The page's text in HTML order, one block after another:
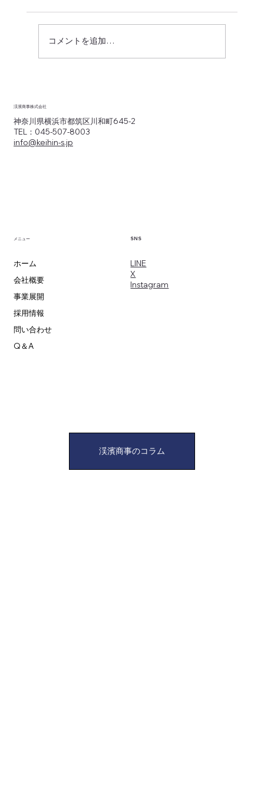
コメントを追加…
渓濱商事株式会社
神奈川県横浜市都筑区川和町645-2
TEL：045-507-8003
info@keihin-s.jp
メニュー
ホーム
会社概要
事業展開
採用情報
問い合わせ
Q＆A
​LINE
X
​Instagram
SNS
渓濱商事のコラム